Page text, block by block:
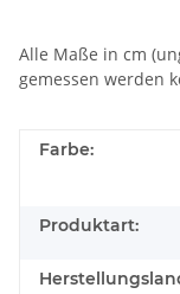
Alle Maße in cm
gemessen werden
Farbe:
Produktart: